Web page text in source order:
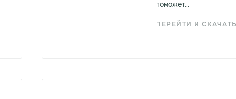
поможет...
ПЕРЕЙТИ И СКАЧАТЬ